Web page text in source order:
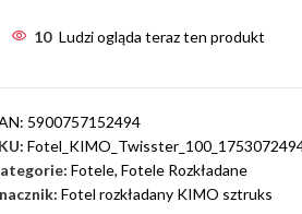
10 Ludzi ogląda teraz ten produkt
5900757152494
Fotele, Fotele Rozkładane
Fotel rozkładany KIMO sztruks